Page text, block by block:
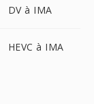
DV à IMA
HEVC à IMA